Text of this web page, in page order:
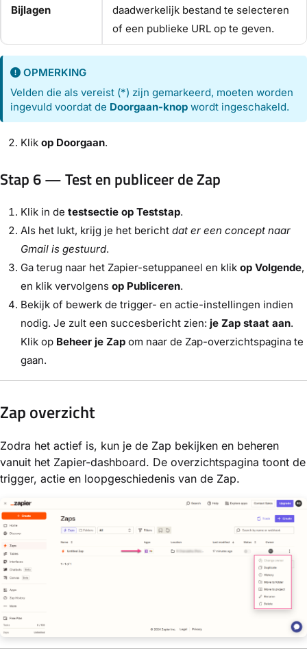
Bijlagen
daadwerkelijk bestand te selecteren
of een publieke URL op te geven.
OPMERKING
Velden die als vereist (*) zijn gemarkeerd, moeten worden
ingevuld voordat de Doorgaan-knop wordt ingeschakeld.
Klik op Doorgaan.
Stap 6 — Test en publiceer de Zap
Klik in de testsectie op Teststap.
Als het lukt, krijg je het bericht dat er een concept naar
Gmail is gestuurd.
Ga terug naar het Zapier-setuppaneel en klik op Volgende,
en klik vervolgens op Publiceren.
Bekijk of bewerk de trigger- en actie-instellingen indien
nodig. Je zult een succesbericht zien: je Zap staat aan.
Klik op Beheer je Zap om naar de Zap-overzichtspagina te
gaan.
Zap overzicht
Zodra het actief is, kun je de Zap bekijken en beheren
vanuit het Zapier-dashboard. De overzichtspagina toont de
trigger, actie en loopgeschiedenis van de Zap.